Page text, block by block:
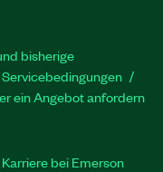
bisherige
Servicebedingungen
ein Angebot anfordern
Karriere bei Emerson